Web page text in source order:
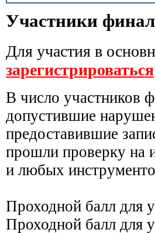
Участники
Для участия в
зарегистрироваться
В число участников
допустившие
предоставившие
прошли проверку на
и любых
Проходной балл для
Проходной балл для